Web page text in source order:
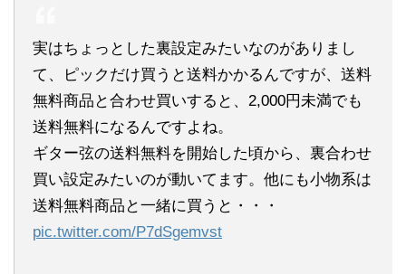
実はちょっとした裏設定みたいなのがありまし
て、ピックだけ買うと送料かかるんですが、送料
無料商品と合わせ買いすると、2,000円未満でも
送料無料になるんですよね。
ギター弦の送料無料を開始した頃から、裏合わせ
買い設定みたいのが動いてます。他にも小物系は
送料無料商品と一緒に買うと・・・
pic.twitter.com/P7dSgemvst